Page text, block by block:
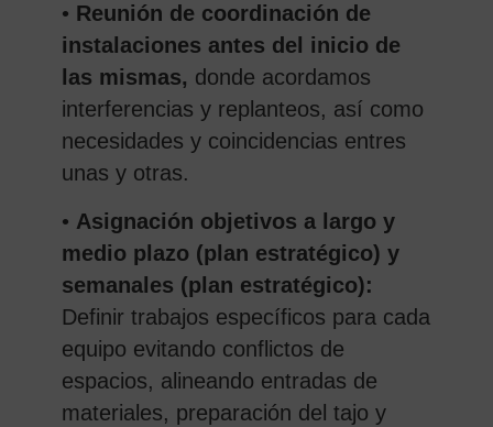
• Reunión de coordinación de
instalaciones antes del inicio de
las mismas, donde acordamos
interferencias y replanteos, así como
necesidades y coincidencias entres
unas y otras.
• Asignación objetivos a largo y
medio plazo (plan estratégico) y
semanales (plan estratégico):
Definir trabajos específicos para cada
equipo evitando conflictos de
espacios, alineando entradas de
materiales, preparación del tajo y